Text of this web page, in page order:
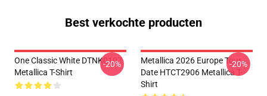
Best verkochte producten
One Classic White DTNK0107
Metallica T-Shirt
-20%
Metallica 2026 Europe Tour
Date HTCT2906 Metallica T-
Shirt
-20%